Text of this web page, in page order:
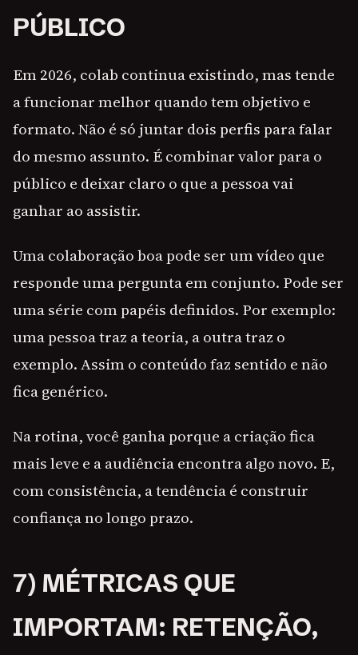
PÚBLICO
Em 2026, colab continua existindo, mas tende
a funcionar melhor quando tem objetivo e
formato. Não é só juntar dois perfis para falar
do mesmo assunto. É combinar valor para o
público e deixar claro o que a pessoa vai
ganhar ao assistir.
Uma colaboração boa pode ser um vídeo que
responde uma pergunta em conjunto. Pode ser
uma série com papéis definidos. Por exemplo:
uma pessoa traz a teoria, a outra traz o
exemplo. Assim o conteúdo faz sentido e não
fica genérico.
Na rotina, você ganha porque a criação fica
mais leve e a audiência encontra algo novo. E,
com consistência, a tendência é construir
confiança no longo prazo.
7) MÉTRICAS QUE
IMPORTAM: RETENÇÃO,